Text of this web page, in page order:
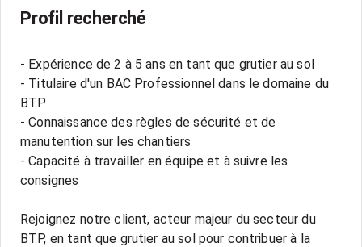
Profil recherché
- Expérience de 2 à 5 ans en tant que grutier au sol
- Titulaire d'un BAC Professionnel dans le domaine du
BTP
- Connaissance des règles de sécurité et de
manutention sur les chantiers
- Capacité à travailler en équipe et à suivre les
consignes
Rejoignez notre client, acteur majeur du secteur du
BTP, en tant que grutier au sol pour contribuer à la